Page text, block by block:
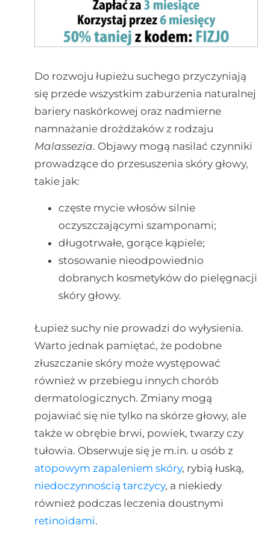
Do rozwoju łupieżu suchego przyczyniają
się przede wszystkim zaburzenia naturalnej
bariery naskórkowej oraz nadmierne
namnażanie drożdżaków z rodzaju
Malassezia. Objawy mogą nasilać czynniki
prowadzące do przesuszenia skóry głowy,
takie jak:
częste mycie włosów silnie
oczyszczającymi szamponami;
długotrwałe, gorące kąpiele;
stosowanie nieodpowiednio
dobranych kosmetyków do pielęgnacji
skóry głowy.
Łupież suchy nie prowadzi do wyłysienia.
Warto jednak pamiętać, że podobne
złuszczanie skóry może występować
również w przebiegu innych chorób
dermatologicznych. Zmiany mogą
pojawiać się nie tylko na skórze głowy, ale
także w obrębie brwi, powiek, twarzy czy
tułowia. Obserwuje się je m.in. u osób z
atopowym zapaleniem skóry, rybią łuską,
niedoczynnością tarczycy, a niekiedy
również podczas leczenia doustnymi
retinoidami.